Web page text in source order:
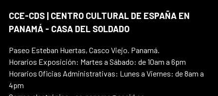
CCE-CDS | CENTRO CULTURAL DE ESPAÑA EN
PANAMÁ - CASA DEL SOLDADO
Paseo Esteban Huertas, Casco Viejo. Panamá.
Horarios Exposición: Martes a Sábado: de 10am a 6pm
Horarios Oficias Administrativas: Lunes a Viernes: de 8am a
4pm